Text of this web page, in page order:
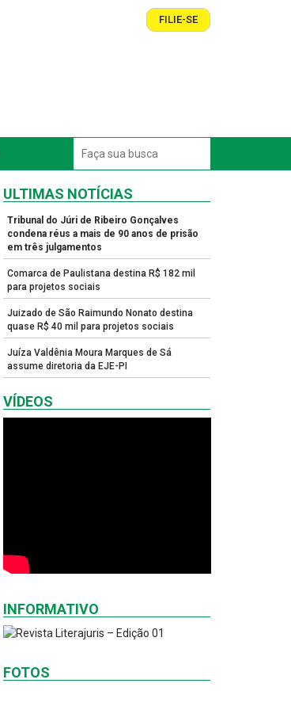
FILIE-SE
ULTIMAS NOTÍCIAS
Tribunal do Júri de Ribeiro Gonçalves
condena réus a mais de 90 anos de prisão
em três julgamentos
Comarca de Paulistana destina R$ 182 mil
para projetos sociais
Juizado de São Raimundo Nonato destina
quase R$ 40 mil para projetos sociais
Juíza Valdênia Moura Marques de Sá
assume diretoria da EJE-PI
VÍDEOS
INFORMATIVO
FOTOS